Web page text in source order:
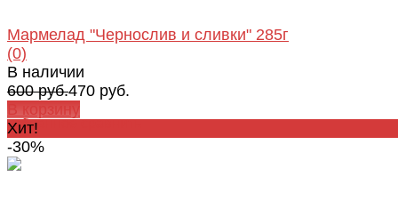
избранное сравнить
Мармелад "Чернослив и сливки" 285г
(0)
В наличии
600 руб.470 руб.
В корзину
Хит!
-30%